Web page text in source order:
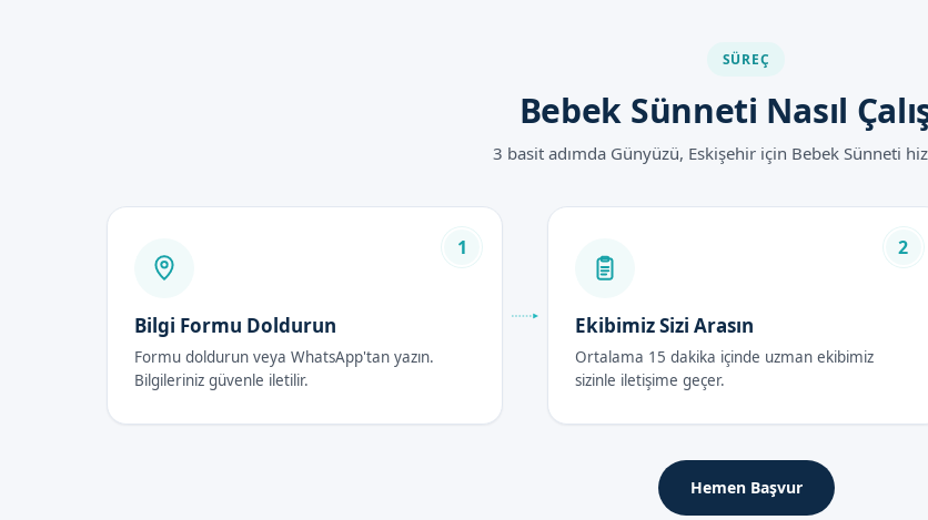
Güvenli ve hijyenik ortamda yapılan işlem
Bebeklerin sağlığı ve güvenliği için gerekli önlemler
Bebek Sünneti Fiyatları 2026
güvenliğidir. Bebek sünneti fiyatları hakkında daha fazla bilgi almak için,
Bebek Sünneti Sonrası Bakım Rehberi
İlk 48 Saat
Bebek sünneti之后, ilk 48 saat çok önemlidir. Bebeklerin sağlığı ve güvenliği için
sonrası bakım, bebeklerin sağlığı ve güvenliği için çok önemlidir.
SÜREÇ
Bebek Sünneti Nasıl
3 basit adımda Günyüzü, Eskişehir için Bebek Sünneti
1
Bilgi Formu Doldurun
Formu doldurun veya WhatsApp'tan yazın.
Bilgileriniz güvenle iletilir.
2
Ekibimiz Sizi Arasın
Ortalama 15 dakika içinde uzman ekibimiz
sizinle iletişime geçer.
Hemen Başvur